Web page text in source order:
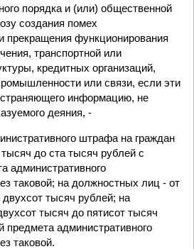
порядка и (или) общественной
создания помех
прекращения функционирования
транспортной или
кредитных организаций,
или связи, если эти
информацию, не
деяния, -
штрафа на граждан
до ста тысяч рублей с
административного
таковой; на должностных лиц - от
тысяч рублей; на
тысяч до пятисот тысяч
предмета административного
таковой.